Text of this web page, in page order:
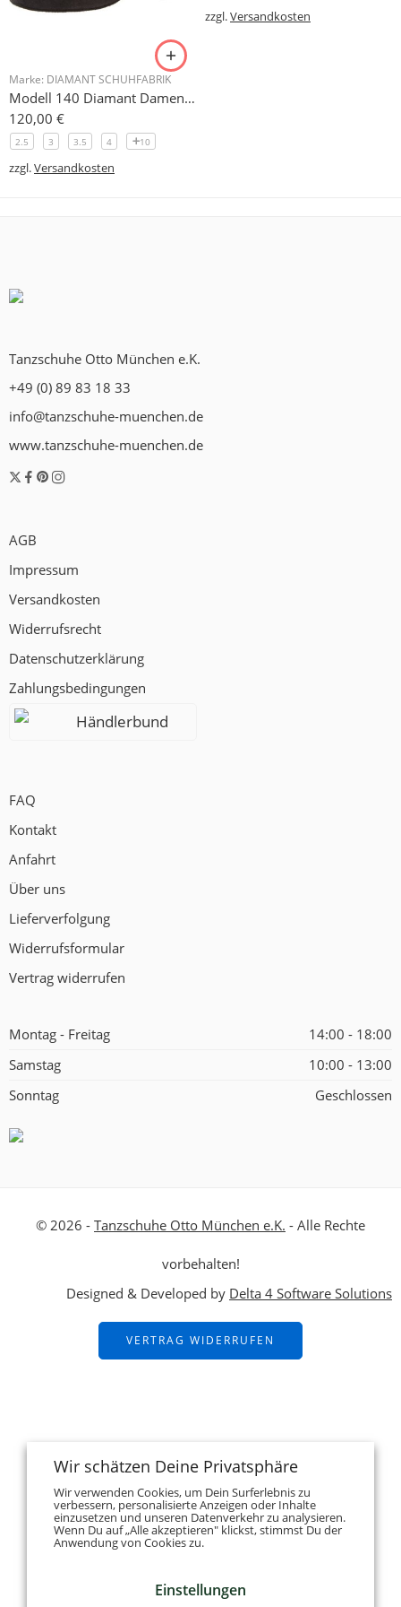
Marke: DIAMANT SCHUHFABRIK
Modell 140 Diamant Damen Trainerschuh Microfaser 3,7 cm
120,00 €
2.5 3 3.5 4 10
zzgl.Versandkosten
zzgl.Versandkosten
Tanzschuhe Otto München e.K.
+49 (0) 89 83 18 33
info@tanzschuhe-muenchen.de
www.tanzschuhe-muenchen.de
AGB
Impressum
Versandkosten
Widerrufsrecht
Datenschutzerklärung
Zahlungsbedingungen
Händlerbund
FAQ
Kontakt
Anfahrt
Über uns
Lieferverfolgung
Widerrufsformular
Vertrag widerrufen
Montag - Freitag
14:00 - 18:00
Samstag
10:00 - 13:00
Sonntag
Geschlossen
© 2026 - Tanzschuhe Otto München e.K. - Alle Rechte
vorbehalten!
Designed & Developed by Delta 4 Software Solutions
VERTRAG WIDERRUFEN
Wir schätzen Deine Privatsphäre
Wir verwenden Cookies, um Dein Surferlebnis zu
verbessern, personalisierte Anzeigen oder Inhalte
einzusetzen und unseren Datenverkehr zu analysieren.
Wenn Du auf „Alle akzeptieren" klickst, stimmst Du der
Anwendung von Cookies zu.
Einstellungen